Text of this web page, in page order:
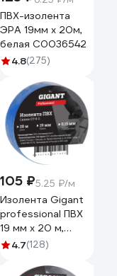
ПВХ-изолента
ЭРА 19мм x 20м,
белая C0036542
4.8(275)
105 ₽5.25 ₽/м
Изолента Gigant
professional ПВХ
19 мм х 20 м,
синяя GT-0-2
4.7(128)